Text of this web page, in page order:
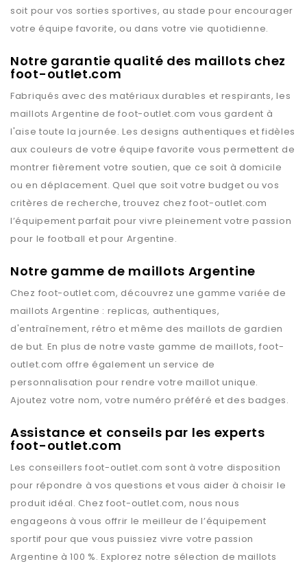
soit pour vos sorties sportives, au stade pour encourager
votre équipe favorite, ou dans votre vie quotidienne.
Notre garantie qualité des maillots chez
foot-outlet.com
Fabriqués avec des matériaux durables et respirants, les
maillotsArgentine defoot-outlet.com vous gardent à
l'aise toute la journée. Les designs authentiques et fidèles
aux couleurs de votre équipe favorite vous permettent de
montrer fièrement votre soutien, que ce soit à domicile
ou en déplacement. Quel que soit votre budget ou vos
critères de recherche, trouvez chezfoot-outlet.com
l’équipement parfait pour vivre pleinement votre passion
pour le football et pour Argentine.
Notre gamme de maillots Argentine
Chez foot-outlet.com, découvrez une gamme variée de
maillotsArgentine : replicas, authentiques,
d'entraînement, rétro et même des maillots de gardien
de but. En plus de notre vaste gamme de maillots,foot-
outlet.com offre également un service de
personnalisation pour rendre votre maillot unique.
Ajoutez votre nom, votre numéro préféré et des badges.
Assistance et conseils par les experts
foot-outlet.com
Les conseillersfoot-outlet.com sont à votre disposition
pour répondre à vos questions et vous aider à choisir le
produit idéal. Chez foot-outlet.com, nous nous
engageons à vous offrir le meilleur de l’équipement
sportif pour que vous puissiez vivre votre passion
Argentine à 100 %. Explorez notre sélection de maillots